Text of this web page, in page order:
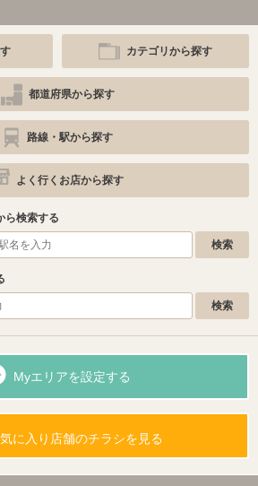
カテゴリから探す
都道府県から探す
路線・駅から探す
よく行くお店から探す
ら検索する
Myエリアを設定する
に入り店舗のチラシを見る